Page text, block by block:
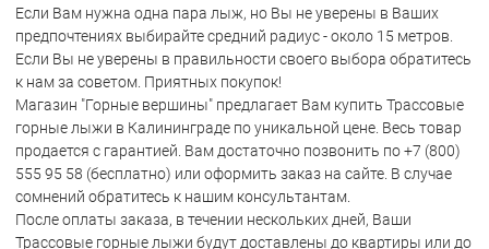
Если Вам нужна одна пара лыж, но Вы не уверены в Ваших
предпочтениях выбирайте средний радиус - около 15 метров.
Если Вы не уверены в правильности своего выбора обратитесь
к нам за советом. Приятных покупок!
Магазин "Горные вершины" предлагает Вам купить Трассовые
горные лыжи в Калининграде по уникальной цене. Весь товар
продается с гарантией. Вам достаточно позвонить по +7 (800)
555 95 58 (бесплатно) или оформить заказ на сайте. В случае
сомнений обратитесь к нашим консультантам.
После оплаты заказа, в течении нескольких дней, Ваши
Трассовые горные лыжи будут доставлены до квартиры или до